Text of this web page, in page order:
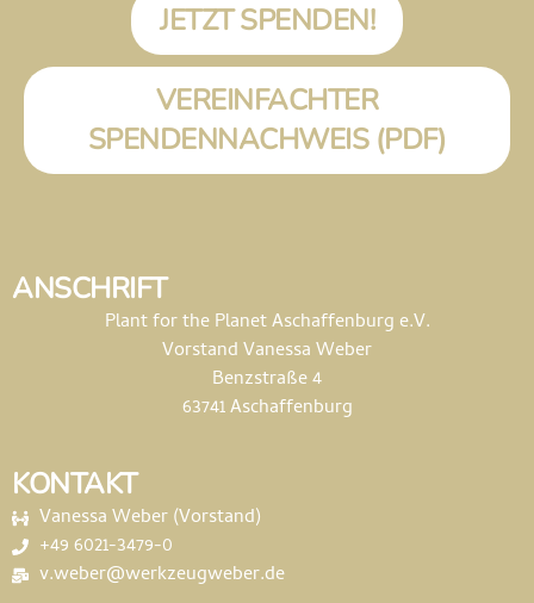
JETZT SPENDEN!
VEREINFACHTER
SPENDENNACHWEIS (PDF)
ANSCHRIFT
Plant for the Planet Aschaffenburg e.V.
Vorstand Vanessa Weber
Benzstraße 4
63741 Aschaffenburg
KONTAKT
Vanessa Weber (Vorstand)
+49 6021-3479-0
v.weber@werkzeugweber.de